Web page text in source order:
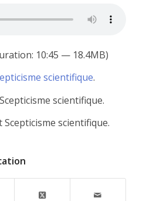
10:45 — 18.4MB)
scientifique.
scientifique.
Scepticisme scientifique.